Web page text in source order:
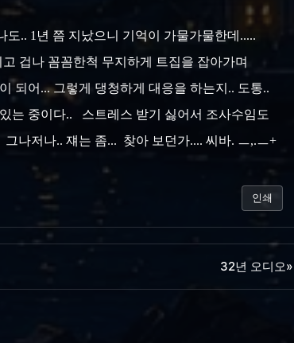
.. 1년 쯤 지났으니 기억이 가물가물한데.....
겁나 꼼꼼한척 무지하게 트집을 잡아가며
되어... 그렇게 댕청하게 대응을 하는지.. 도통..
는 중이다.. 스트레스 받기 싫어서 조사수임도
나저나.. 쟤는 좀... 찾아 보던가.... 씨바. ㅡ,.ㅡ+
인쇄
32년 오디오»